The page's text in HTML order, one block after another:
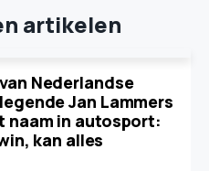
artikelen
Nederlandse
Jan Lammers
naam in autosport:
kan alles